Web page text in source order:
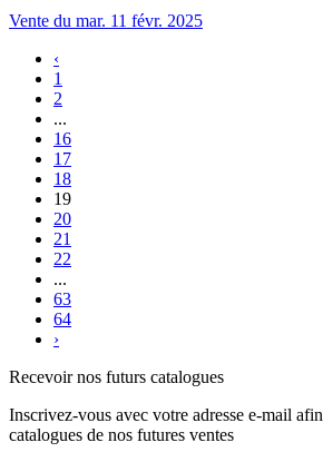
Vente du mar. 11 févr. 2025
‹
1
2
...
16
17
18
19
20
21
22
...
63
64
›
Recevoir nos futurs catalogues
Inscrivez-vous avec votre adresse e-mail
catalogues de nos futures ventes